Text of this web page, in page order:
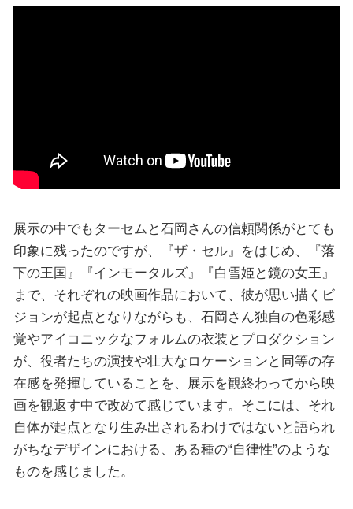
展示の中でもターセムと石岡さんの信頼関係がとても
印象に残ったのですが、『ザ・セル』をはじめ、『落
下の王国』『インモータルズ』『白雪姫と鏡の女王』
まで、それぞれの映画作品において、彼が思い描くビ
ジョンが起点となりながらも、石岡さん独自の色彩感
覚やアイコニックなフォルムの衣装とプロダクション
が、役者たちの演技や壮大なロケーションと同等の存
在感を発揮していることを、展示を観終わってから映
画を観返す中で改めて感じています。そこには、それ
自体が起点となり生み出されるわけではないと語られ
がちなデザインにおける、ある種の“自律性”のような
ものを感じました。